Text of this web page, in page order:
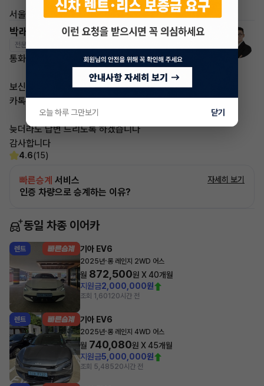
서울 용산구
박래철 매니저
전문교육수료
통화가 부재중 이더라도
보신 차량 차량번호
카톡 남겨주시면
늦더라도 답변 드리도록 하겠습니다
감사합니다
4.6(15)
빠른승계 서비스
인증 차량으로 승계하는 이유?
자세히 보기
동일 차종 이어카
렌트 기아 EV6
2025년·롱 레인지 2WD 어스
월 872,500원 X40개월
지원금2,000,000원
조회 1,601 20시간 전
렌트 기아 EV6
2025년·롱 레인지 4WD 어스
월 740,080원 X45개월
지원금5,000,000원
조회 5,48520시간 전
오늘 하루 그만보기 닫기